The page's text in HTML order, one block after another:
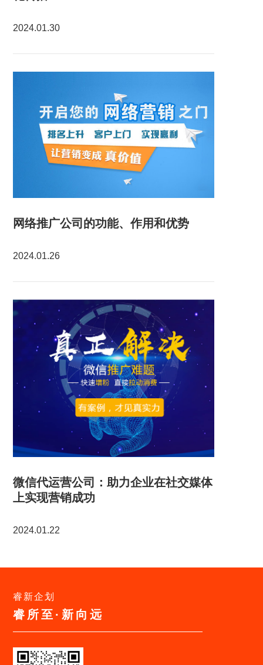
2024.01.30
网络推广公司的功能、作用和优势
2024.01.26
微信代运营公司：助力企业在社交媒体
上实现营销成功
2024.01.22
睿新企划
睿所至·新向远